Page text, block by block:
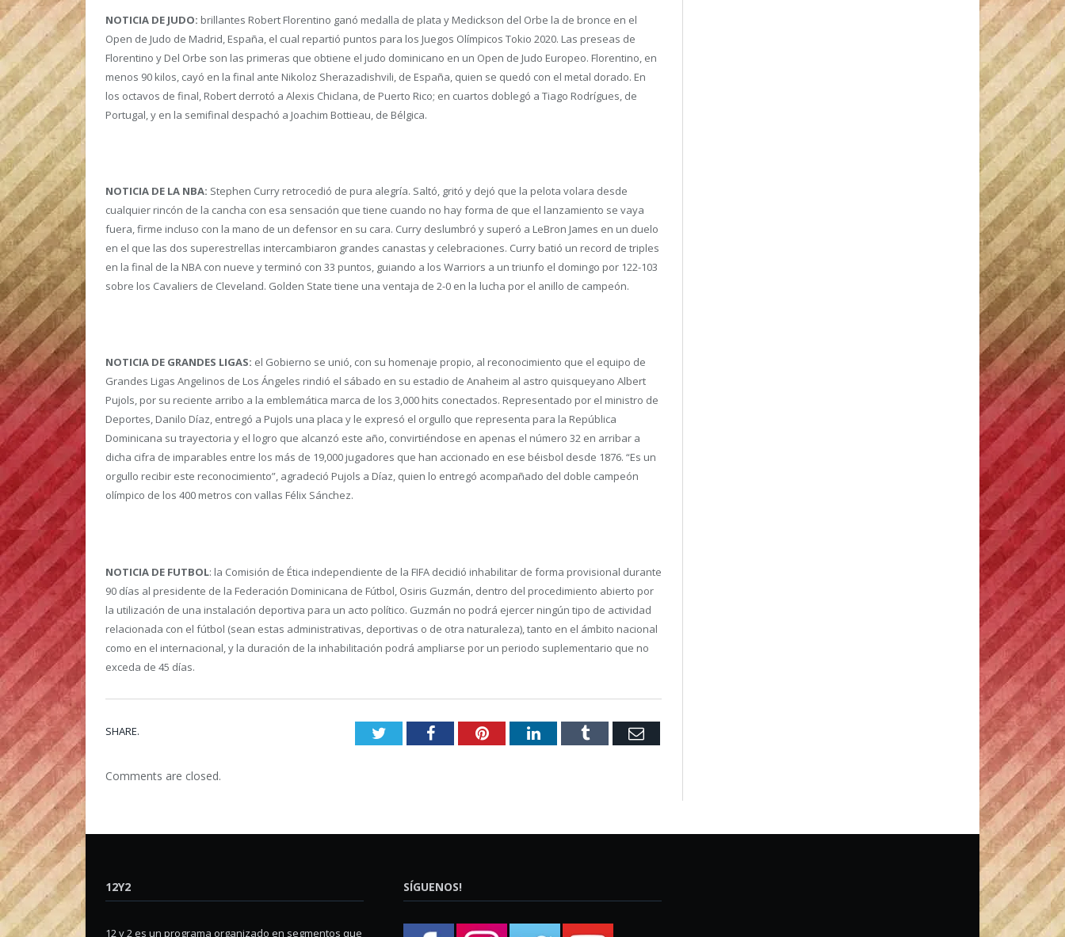
NOTICIA DE JUDO: brillantes Robert Florentino ganó medalla de plata y Medickson del Orbe la de bronce en el
Open de Judo de Madrid, España, el cual repartió puntos para los Juegos Olímpicos Tokio 2020. Las preseas de
Florentino y Del Orbe son las primeras que obtiene el judo dominicano en un Open de Judo Europeo. Florentino, en
menos 90 kilos, cayó en la final ante Nikoloz Sherazadishvili, de España, quien se quedó con el metal dorado. En
los octavos de final, Robert derrotó a Alexis Chiclana, de Puerto Rico; en cuartos doblegó a Tiago Rodrígues, de
Portugal, y en la semifinal despachó a Joachim Bottieau, de Bélgica.
NOTICIA DE LA NBA: Stephen Curry retrocedió de pura alegría. Saltó, gritó y dejó que la pelota volara desde
cualquier rincón de la cancha con esa sensación que tiene cuando no hay forma de que el lanzamiento se vaya
fuera, firme incluso con la mano de un defensor en su cara. Curry deslumbró y superó a LeBron James en un duelo
en el que las dos superestrellas intercambiaron grandes canastas y celebraciones. Curry batió un record de triples
en la final de la NBA con nueve y terminó con 33 puntos, guiando a los Warriors a un triunfo el domingo por 122-103
sobre los Cavaliers de Cleveland. Golden State tiene una ventaja de 2-0 en la lucha por el anillo de campeón.
NOTICIA DE GRANDES LIGAS: el Gobierno se unió, con su homenaje propio, al reconocimiento que el equipo de
Grandes Ligas Angelinos de Los Ángeles rindió el sábado en su estadio de Anaheim al astro quisqueyano Albert
Pujols, por su reciente arribo a la emblemática marca de los 3,000 hits conectados. Representado por el ministro de
Deportes, Danilo Díaz, entregó a Pujols una placa y le expresó el orgullo que representa para la República
Dominicana su trayectoria y el logro que alcanzó este año, convirtiéndose en apenas el número 32 en arribar a
dicha cifra de imparables entre los más de 19,000 jugadores que han accionado en ese béisbol desde 1876. “Es un
orgullo recibir este reconocimiento”, agradeció Pujols a Díaz, quien lo entregó acompañado del doble campeón
olímpico de los 400 metros con vallas Félix Sánchez.
NOTICIA DE FUTBOL: la Comisión de Ética independiente de la FIFA decidió inhabilitar de forma provisional durante
90 días al presidente de la Federación Dominicana de Fútbol, Osiris Guzmán, dentro del procedimiento abierto por
la utilización de una instalación deportiva para un acto político. Guzmán no podrá ejercer ningún tipo de actividad
relacionada con el fútbol (sean estas administrativas, deportivas o de otra naturaleza), tanto en el ámbito nacional
como en el internacional, y la duración de la inhabilitación podrá ampliarse por un periodo suplementario que no
exceda de 45 días.
SHARE. TwitterFacebookPinterestLinkedInTumblr Email
Comments are closed.
12Y2
12 y 2 es un programa organizado en segmentos que
SÍGUENOS!